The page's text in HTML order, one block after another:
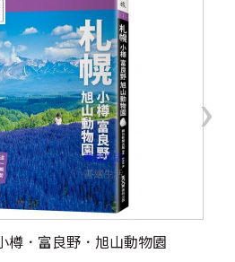
樽．富良野．旭山動物園
›